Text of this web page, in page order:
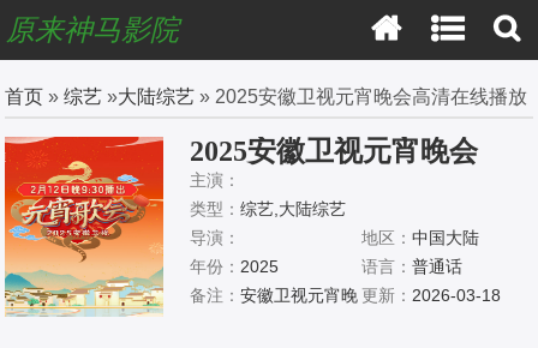
原来神马影院
首页 »综艺 »大陆综艺 » 2025安徽卫视元宵晚会高清在线播放
2025安徽卫视元宵晚会
主演：
类型：综艺,大陆综艺
导演：
地区： 中国大陆
年份： 2025 语言： 普通话
备注：安徽卫视元宵晚更新： 2026-03-18